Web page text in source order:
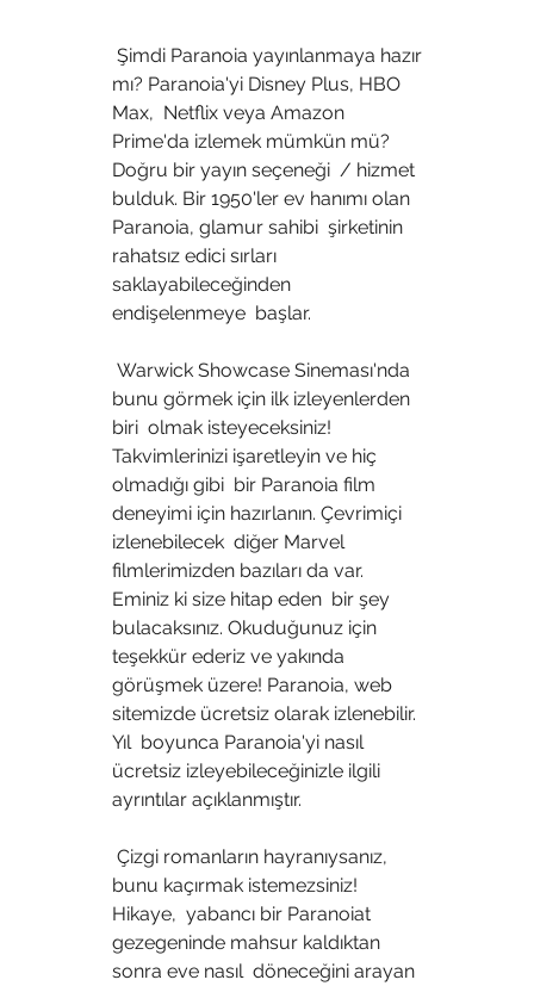
mı? Paranoia'yi Disney Plus, HBO
Max,  Netflix veya Amazon
Prime'da izlemek mümkün mü?
Doğru bir yayın seçeneği  / hizmet
bulduk. Bir 1950'ler ev hanımı olan
Paranoia, glamur sahibi  şirketinin
rahatsız edici sırları
saklayabileceğinden
endişelenmeye  başlar.
bunu görmek için ilk izleyenlerden
biri  olmak isteyeceksiniz!
Takvimlerinizi işaretleyin ve hiç
olmadığı gibi  bir Paranoia film
deneyimi için hazırlanın. Çevrimiçi
izlenebilecek  diğer Marvel
filmlerimizden bazıları da var.
Eminiz ki size hitap eden  bir şey
bulacaksınız. Okuduğunuz için
teşekkür ederiz ve yakında
görüşmek üzere! Paranoia, web
sitemizde ücretsiz olarak izlenebilir.
Yıl  boyunca Paranoia'yi nasıl
ücretsiz izleyebileceğinizle ilgili
ayrıntılar açıklanmıştır.
bunu kaçırmak istemezsiniz!
Hikaye,  yabancı bir Paranoiat
gezegeninde mahsur kaldıktan
sonra eve nasıl  döneceğini arayan